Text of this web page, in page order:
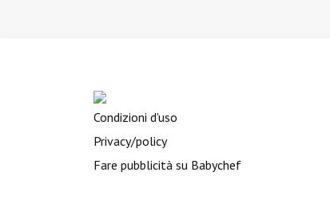
Condizioni d'uso
Privacy/policy
Fare pubblicità su Babychef